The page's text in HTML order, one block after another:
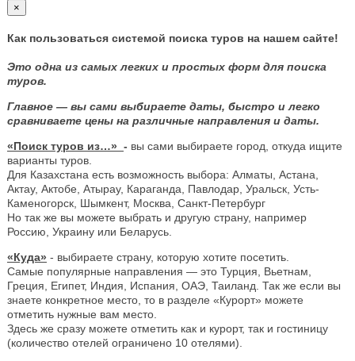
×
Как пользоваться системой поиска туров на нашем сайте!
Это одна из самых легких и простых форм для поиска
туров.
Главное — вы сами выбираете даты, быстро и легко
сравниваете цены на различные направления и даты.
«Поиск туров из…» - вы сами выбираете город, откуда ищите
варианты туров.
Для Казахстана есть возможность выбора: Алматы, Астана,
Актау, Актобе, Атырау, Караганда, Павлодар, Уральск, Усть-
Каменогорск, Шымкент, Москва, Санкт-Петербург
Но так же вы можете выбрать и другую страну, например
Россию, Украину или Беларусь.
«Куда» - выбираете страну, которую хотите посетить.
Самые популярные направления — это Турция, Вьетнам,
Греция, Египет, Индия, Испания, ОАЭ, Таиланд. Так же если вы
знаете конкретное место, то в разделе «Курорт» можете
отметить нужные вам место.
Здесь же сразу можете отметить как и курорт, так и гостиницу
(количество отелей ограничено 10 отелями).